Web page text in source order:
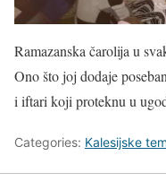
Ramazanska čarolija u
Ono što joj dodaje
i iftari koji proteknu u
Categories: Kalesijske